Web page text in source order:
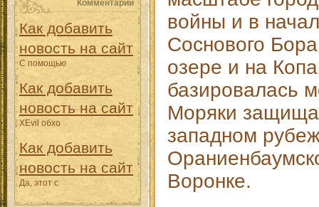
Комментарии
Как добавить
новость на сайт
С помощью
Как добавить
новость на сайт
XEvil обхо
Как добавить
новость на сайт
Да, этот с
войны и в
Соснового
озере и на
базировалась
Моряки
западном
Воронке.